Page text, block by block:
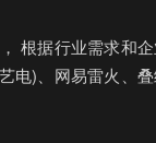
根据行业需求和
电)、网易雷火、